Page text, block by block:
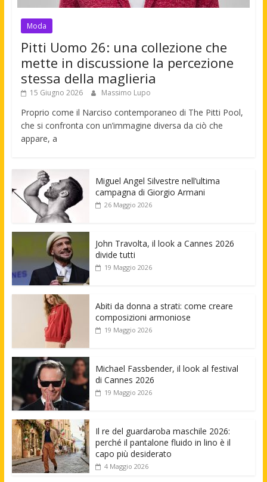
Moda
Pitti Uomo 26: una collezione che
mette in discussione la percezione
stessa della maglieria
15 Giugno 2026 Massimo Lupo
Proprio come il Narciso contemporaneo di The Pitti Pool,
che si confronta con un’immagine diversa da ciò che
appare, a
Miguel Angel Silvestre nell’ultima
campagna di Giorgio Armani
26 Maggio 2026
John Travolta, il look a Cannes 2026
divide tutti
19 Maggio 2026
Abiti da donna a strati: come creare
composizioni armoniose
19 Maggio 2026
Michael Fassbender, il look al festival
di Cannes 2026
19 Maggio 2026
Il re del guardaroba maschile 2026:
perché il pantalone fluido in lino è il
capo più desiderato
4 Maggio 2026